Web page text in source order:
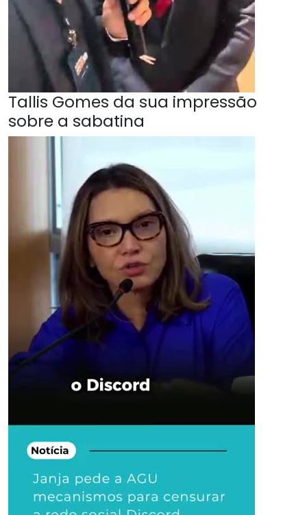
Tallis Gomes da sua impressão
sobre a sabatina